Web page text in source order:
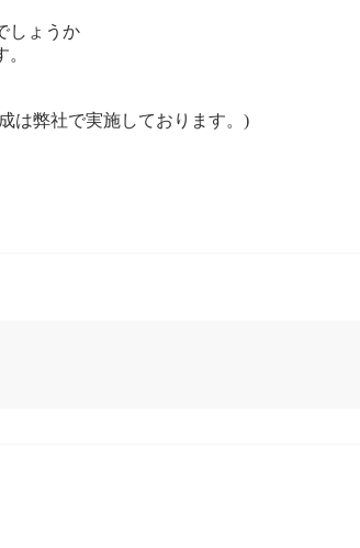
しょうか
は弊社で実施しております。)